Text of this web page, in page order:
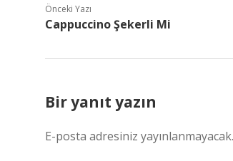
Önceki Yazı
Cappuccino Şekerli Mi
Bir yanıt yazın
E-posta adresiniz yayınlanmayacak.